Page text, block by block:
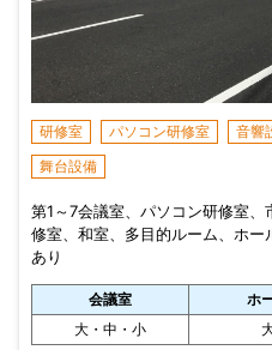
研修室 パソコン研修室 音響
舞台設備
第1～7会議室、パソコン研修室
修室、和室、多目的ルーム、ホ
あり
会議室 ホ
大・中・小